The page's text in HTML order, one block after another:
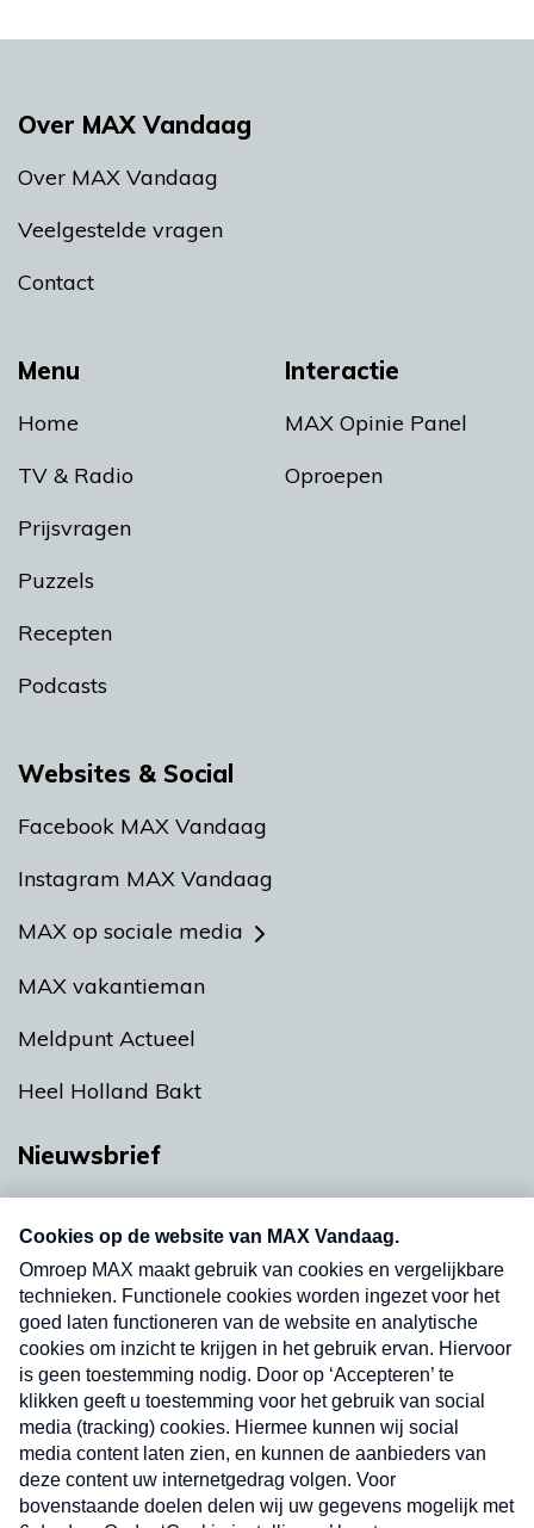
Menu
Home
TV & Radio
Prijsvragen
Puzzels
Recepten
Podcasts
Interactie
MAX Opinie Panel
Oproepen
Over MAX Vandaag
Over MAX Vandaag
Veelgestelde vragen
Contact
Websites & Social
Facebook MAX Vandaag
Instagram MAX Vandaag
MAX op sociale media
MAX vakantieman
Meldpunt Actueel
Heel Holland Bakt
Nieuwsbrief
nieuwsbrief. Elke vrijdag- en dinsdagochtend in
uw mailbox.
Verzend